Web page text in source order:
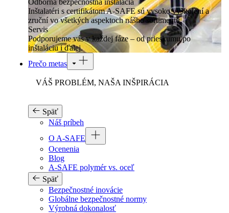
Odborná bezpečnostná inštalácia
Inštalatéri s certifikátom A-SAFE sú vysoko vyškolení a
zruční vo všetkých aspektoch nášho sortimentu.
Servis
Podporujeme vás v každej fáze – od prieskumu po
inštaláciu i ďalej.
Prečo metas
VÁŠ PROBLÉM, NAŠA INŠPIRÁCIA
Späť
Náš príbeh
O A-SAFE
Ocenenia
Blog
A-SAFE polymér vs. oceľ
Späť
Bezpečnostné inovácie
Globálne bezpečnostné normy
Výrobná dokonalosť